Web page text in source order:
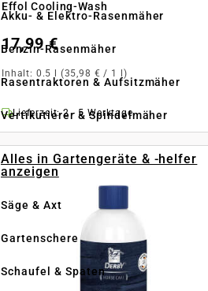
Akku- & Elektro-Rasenmäher
Benzin-Rasenmäher
Rasentraktoren & Aufsitzmäher
Vertikutierer & Spindelmäher
Alles in Gartengeräte & -helfer
anzeigen
Säge & Axt
Gartenschere
Schaufel & Spaten
Effol Cooling-Wash
17,99 €
Inhalt: 0.5 l (35,98 € / 1 l)
Lieferzeit: 2 - 5 Werktage